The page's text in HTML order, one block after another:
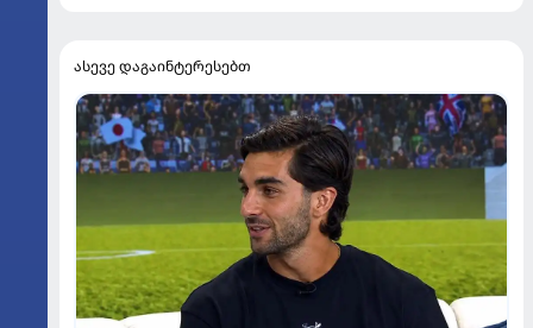
ასევე დაგაინტერესებთ